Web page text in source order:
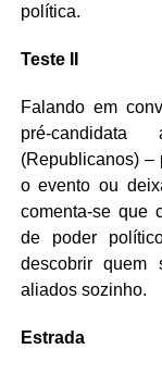
política.
Teste II
Falando em
pré-
(Republicanos) –
o evento ou
comenta-se que
de poder
descobrir quem
aliados sozinho.
Estrada